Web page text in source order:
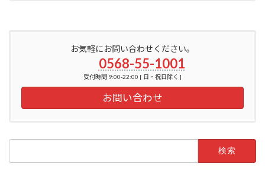
お気軽にお問い合わせください。
0568-55-1001
受付時間 9:00-22:00 [ 日・祝日除く ]
お問い合わせ